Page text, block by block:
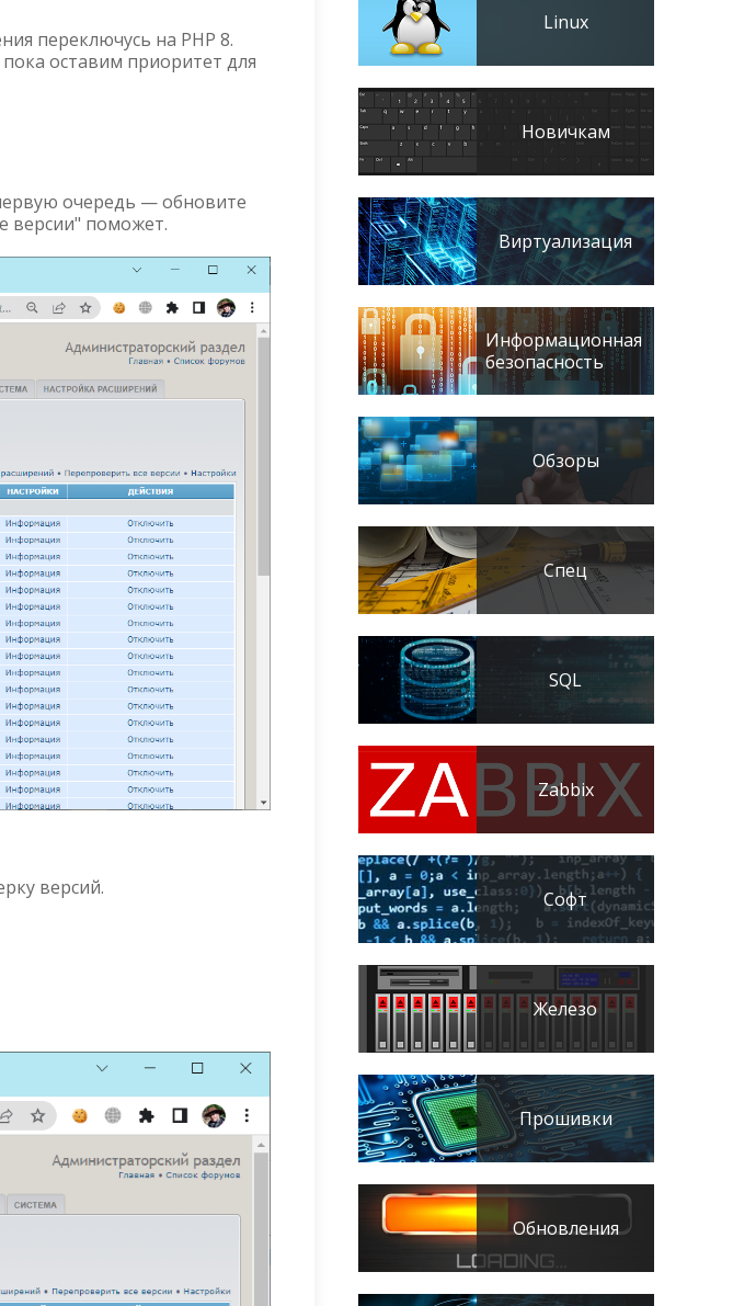
переключусь на PHP 8.
оставим приоритет для
очередь — обновите
версии" поможет.
версий.
Linux
Новичкам
Виртуализация
Информационная
безопасность
Обзоры
Спец
SQL
Zabbix
Софт
Железо
Прошивки
Обновления